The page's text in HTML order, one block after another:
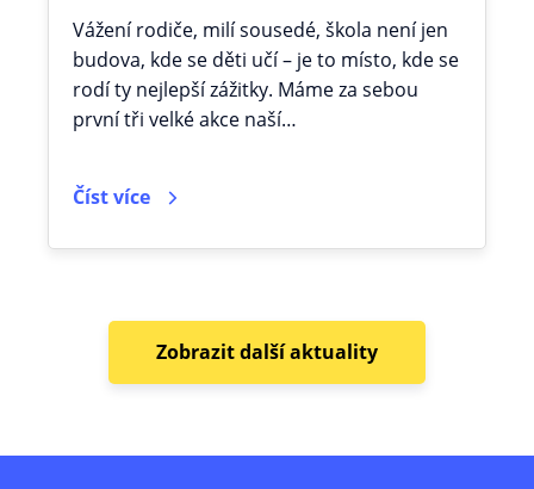
Vážení rodiče, milí sousedé, škola není jen
budova, kde se děti učí – je to místo, kde se
rodí ty nejlepší zážitky. Máme za sebou
první tři velké akce naší…
Číst více
Zobrazit další aktuality